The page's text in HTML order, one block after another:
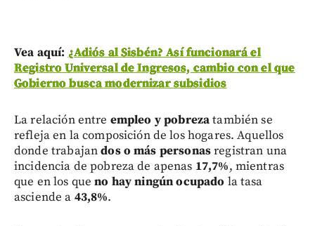
Vea aquí: ¿Adiós al Sisbén? Así funcionará el
Registro Universal de Ingresos, cambio con el que
Gobierno busca modernizar subsidios
La relación entre empleo y pobrezatambién se
refleja en la composición de los hogares. Aquellos
donde trabajandos o más personasregistran una
incidencia de pobreza de apenas 17,7%, mientras
que en los queno hay ningún ocupado la tasa
asciende a 43,8%.